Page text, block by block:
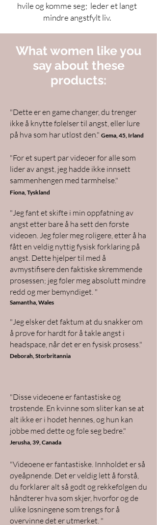
hvile og komme seg; leder et langt
mindre angstfylt liv.
What women like you
say about these
products:
"Dette er en game changer, du trenger
ikke å knytte følelser til angst, eller lure
på hva som har utløst den." Gema, 45, Irland
"For et supert par videoer for alle som
lider av angst, jeg hadde ikke innsett
sammenhengen med tarmhelse."
Fiona, Tyskland
"Jeg fant et skifte i min oppfatning av
angst etter bare å ha sett den første
videoen. Jeg føler meg roligere, etter å ha
fått en veldig nyttig fysisk forklaring på
angst. Dette hjelper til med å
avmystifisere den faktiske skremmende
prosessen; jeg føler meg absolutt mindre
redd og mer bemyndiget. "
Samantha, Wales
"Jeg elsker det faktum at du snakker om
å prøve for hardt for å takle angst i
headspace, når det er en fysisk prosess."
Deborah, Storbritannia
"Disse videoene er fantastiske og
trøstende. En kvinne som sliter kan se at
alt ikke er i hodet hennes, og hun kan
jobbe med dette og føle seg bedre."
Jerusha, 39, Canada
"Videoene er fantastiske. Innholdet er så
øyeåpnende. Det er veldig lett å forstå,
du forklarer alt så godt og rekkefølgen du
håndterer hva som skjer, hvorfor og de
ulike løsningene som trengs for å
overvinne det er utmerket. "